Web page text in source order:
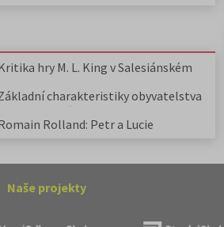
hry M. L. King v Salesiánském
charakteristiky obyvatelstva
a geografie sídel
Rolland: Petr a Lucie
Naše projekty